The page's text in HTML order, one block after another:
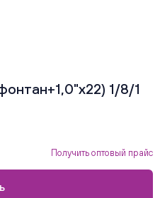
1/8/1
Получить оптовый прайс